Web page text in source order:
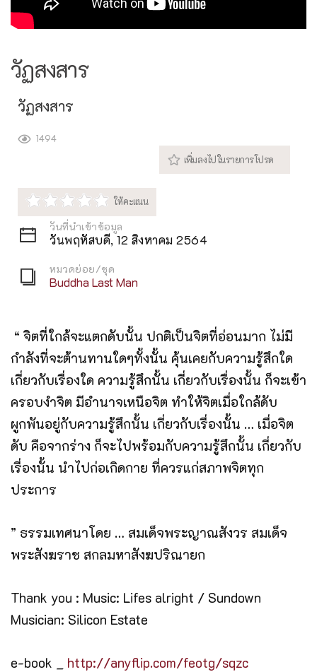
วัฏสงสาร
วัฏสงสาร
1494
วันที่นำเข้าข้อมูล
วันพฤหัสบดี, 12 สิงหาคม 2564
หมวดย่อย/ชุด
Buddha Last Man
“ จิตที่ใกล้จะแตกดับนั้น ปกติเป็นจิตที่อ่อนมาก ไม่มี
กำลังที่จะต้านทานใดๆทั้งนั้น คุ้นเคยกับความรู้สึกใด
เกี่ยวกับเรื่องใด ความรู้สึกนั้น เกี่ยวกับเรื่องนั้น ก็จะเข้า
ครอบงำจิต มีอำนาจเหนือจิต ทำให้จิตเมื่อใกล้ดับ
ผูกพันอยู่กับความรู้สึกนั้น เกี่ยวกับเรื่องนั้น … เมื่อจิต
ดับ คือจากร่าง ก็จะไปพร้อมกับความรู้สึกนั้น เกี่ยวกับ
เรื่องนั้น นำไปก่อเกิดกาย ที่ควรแก่สภาพจิตทุก
ประการ
” ธรรมเทศนาโดย … สมเด็จพระญาณสังวร สมเด็จ
พระสังฆราช สกลมหาสังฆปริณายก
Thank you : Music: Lifes alright / Sundown
Musician: Silicon Estate
e-book _ http://anyflip.com/feotg/sqzc